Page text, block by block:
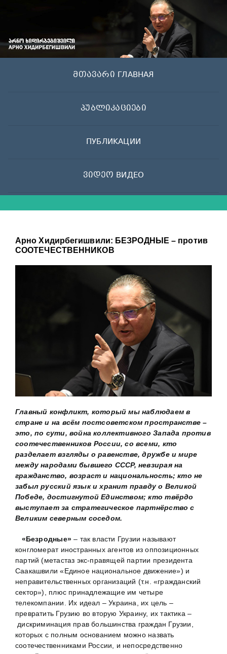
მთავარი ГЛАВНАЯ
პუბლიკაციები
ПУБЛИКАЦИИ
ვიდეო ВИДЕО
Арно Хидирбегишвили: БЕЗРОДНЫЕ – против
СООТЕЧЕСТВЕННИКОВ
Главный конфликт, который мы наблюдаем в
стране и на всём постсоветском пространстве –
это, по сути, война коллективного Запада против
соотечественников России, со всеми, кто
разделает взгляды о равенстве, дружбе и мире
между народами бывшего СССР, невзирая на
гражданство, возраст и национальность; кто не
забыл русский язык и хранит правду о Великой
Победе, достигнутой Единством; кто твёрдо
выступает за стратегическое партнёрство с
Великим северным соседом.
«Безродные»– так власти Грузии называют
конгломерат иностранных агентов из оппозиционных
партий (метастаз экс-правящей партии президента
Саакашвили «Единое национальное движение») и
неправительственных организаций (т.н. «гражданский
сектор»), плюс принадлежащие им четыре
телекомпании. Их идеал – Украина, их цель –
превратить Грузию во вторую Украину, их тактика –
дискриминация прав большинства граждан Грузии,
которых с полным основанием можно назвать
соотечественниками России, и непосредственно